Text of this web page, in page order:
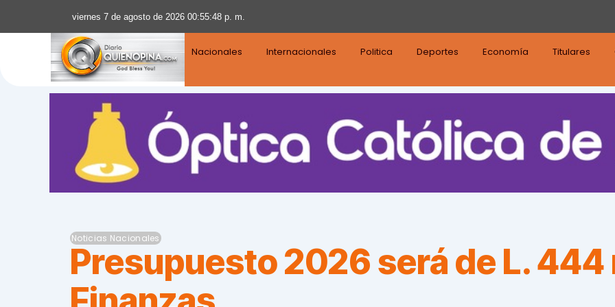
viernes 7 de agosto de 2026 00:55:49 p. m.
Nacionales Internacionales Politica Deportes Economía Titulares
Noticias Nacionales
Presupuesto 2026 será de L.